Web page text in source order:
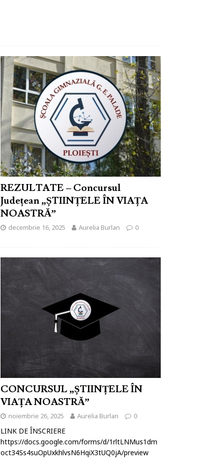
REZULTATE – Concursul
Județean „ȘTIINȚELE ÎN VIAȚA
NOASTRĂ”
decembrie 16, 2025 Aurelia Burlan 0
CONCURSUL „ȘTIINȚELE ÎN
VIAȚA NOASTRĂ”
noiembrie 26, 2025 Aurelia Burlan 0
LINK DE ÎNSCRIERE
https://docs.google.com/forms/d/1rltLNMus1dm
oct34Ss4suOpUxkhlvsN6HqiX3tUQ0jA/preview